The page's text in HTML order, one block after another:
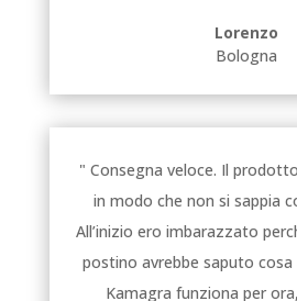
Lorenzo
Bologna
" Consegna veloce. Il
in modo che non si sappia
All’inizio ero imbarazzato
postino avrebbe saputo
Kamagra funziona per